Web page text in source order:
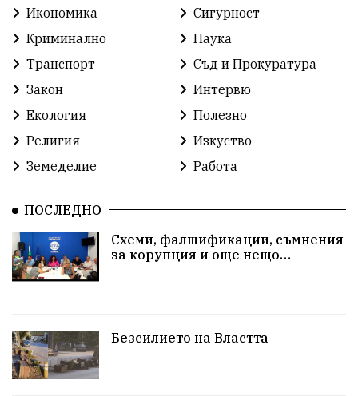
Икономика
Сигурност
Криминално
Наука
Транспорт
Съд и Прокуратура
Закон
Интервю
Екология
Полезно
Религия
Изкуство
Земеделие
Работа
ПОСЛЕДНО
Схеми, фалшификации, съмнения
за корупция и още нещо…
Безсилието на Властта